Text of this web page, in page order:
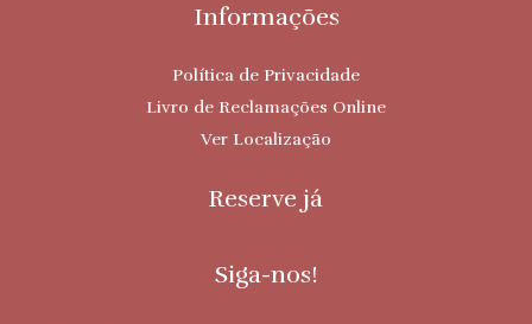
Informações
Política de Privacidade
Livro de Reclamações Online
Ver Localização
Reserve já
Siga-nos!